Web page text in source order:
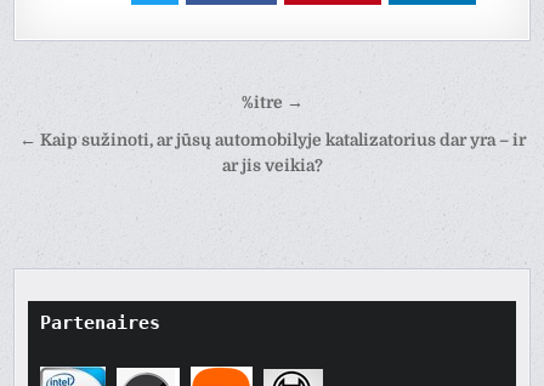
de
%itre →
← Kaip sužinoti, ar jūsų automobilyje katalizatorius dar yra – ir
ar jis veikia?
Partenaires